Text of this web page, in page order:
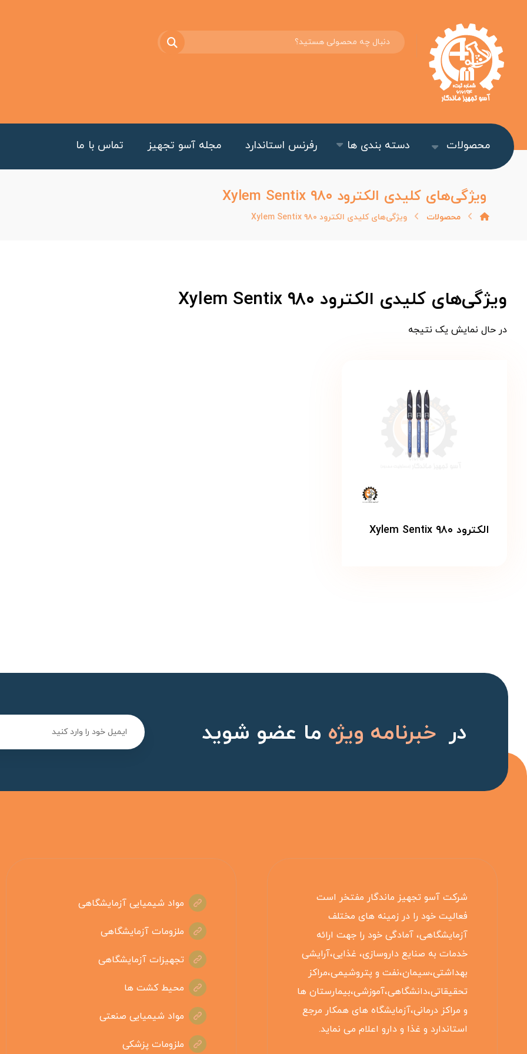
محصولات دسته بندی ها رفرنس استاندارد مجله آسو تجهیز تماس با ما
ویژگی‌های کلیدی الکترود Xylem Sentix ۹۸۰
محصولات ویژگی‌های کلیدی الکترود Xylem Sentix ۹۸۰
ویژگی‌های کلیدی الکترود Xylem Sentix ۹۸۰
در حال نمایش یک نتیجه
الکترود Xylem Sentix ۹۸۰
در خبرنامه ویژه ما عضو شوید
شرکت آسو تجهیز ماندگار مفتخر است
فعالیت خود را در زمینه های مختلف
آزمایشگاهی، آمادگی خود را جهت ارائه
خدمات به صنایع داروسازی، غذایی،آرایشی
بهداشتی،سیمان،نفت و پتروشیمی،مراکز
تحقیقاتی،دانشگاهی،آموزشی،بیمارستان ها
و مراکز درمانی،آزمایشگاه های همکار مرجع
استاندارد و غذا و دارو اعلام می نماید.
مواد شیمیایی آزمایشگاهی
ملزومات آزمایشگاهی
تجهیزات آزمایشگاهی
محیط کشت ها
مواد شیمیایی صنعتی
ملزومات پزشکی